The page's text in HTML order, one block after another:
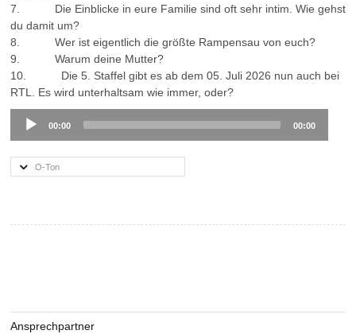
7. Die Einblicke in eure Familie sind oft sehr intim. Wie gehst
du damit um?
8. Wer ist eigentlich die größte Rampensau von euch?
9. Warum deine Mutter?
10. Die 5. Staffel gibt es ab dem 05. Juli 2026 nun auch bei
RTL. Es wird unterhaltsam wie immer, oder?
Audio
Player
00:00 00:00
O-Ton
Ansprechpartner